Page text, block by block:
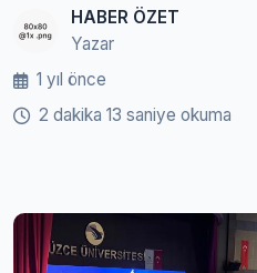
HABER ÖZET
Yazar
1 yıl önce
2 dakika 13 saniye okuma